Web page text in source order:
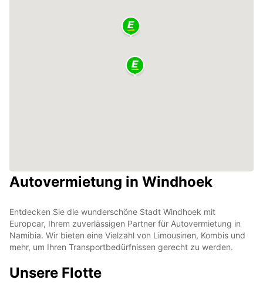
Autovermietung in Windhoek
Entdecken Sie die wunderschöne Stadt Windhoek mit
Europcar, Ihrem zuverlässigen Partner für Autovermietung in
Namibia. Wir bieten eine Vielzahl von Limousinen, Kombis und
mehr, um Ihren Transportbedürfnissen gerecht zu werden.
Unsere Flotte